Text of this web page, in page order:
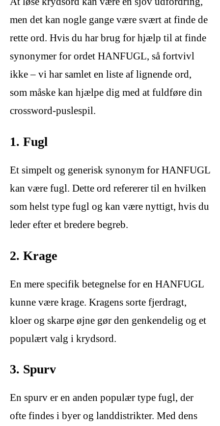
men det kan nogle gange være svært at finde de
rette ord. Hvis du har brug for hjælp til at finde
synonymer for ordet HANFUGL, så fortvivl
ikke – vi har samlet en liste af lignende ord,
som måske kan hjælpe dig med at fuldføre din
crossword-puslespil.
1. Fugl
Et simpelt og generisk synonym for HANFUGL
kan være fugl. Dette ord refererer til en hvilken
som helst type fugl og kan være nyttigt, hvis du
leder efter et bredere begreb.
2. Krage
En mere specifik betegnelse for en HANFUGL
kunne være krage. Kragens sorte fjerdragt,
kloer og skarpe øjne gør den genkendelig og et
populært valg i krydsord.
3. Spurv
En spurv er en anden populær type fugl, der
ofte findes i byer og landdistrikter. Med dens